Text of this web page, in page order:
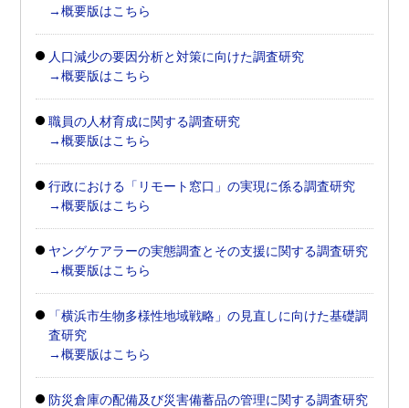
→概要版はこちら
人口減少の要因分析と対策に向けた調査研究
→概要版はこちら
職員の人材育成に関する調査研究
→概要版はこちら
行政における「リモート窓口」の実現に係る調査研究
→概要版はこちら
ヤングケアラーの実態調査とその支援に関する調査研究
→概要版はこちら
「横浜市生物多様性地域戦略」の見直しに向けた基礎調
査研究
→概要版はこちら
防災倉庫の配備及び災害備蓄品の管理に関する調査研究